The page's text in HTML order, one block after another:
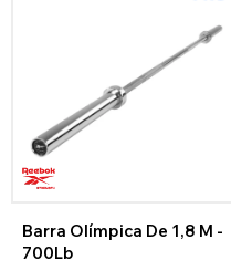
Barra Olímpica De 1,8 M -
700Lb